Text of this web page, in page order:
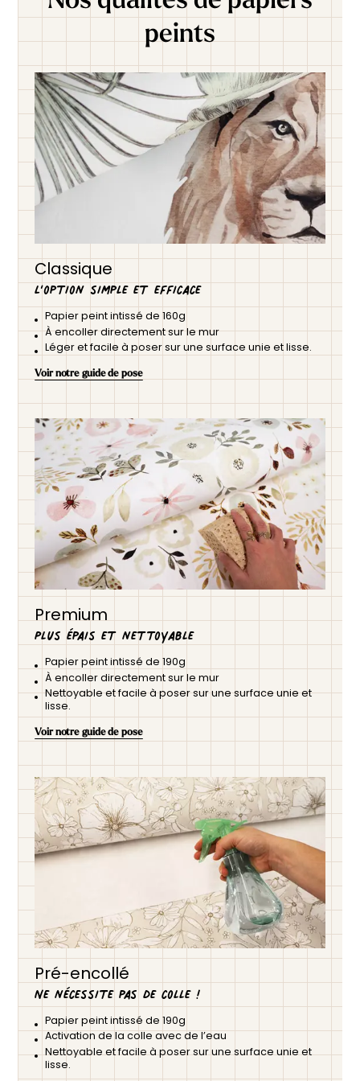
peints
Classique
L’option simple et efficace
Papier peint intissé de 160g
À encoller directement sur le mur
Léger et facile à poser sur une surface unie et lisse.
Voir notre guide de pose
Premium
Plus épais et nettoyable
Papier peint intissé de 190g
À encoller directement sur le mur
Nettoyable et facile à poser sur une surface unie et
lisse.
Voir notre guide de pose
Pré-encollé
Ne nécessite pas de colle !
Papier peint intissé de 190g
Activation de la colle avec de l’eau
Nettoyable et facile à poser sur une surface unie et
lisse.